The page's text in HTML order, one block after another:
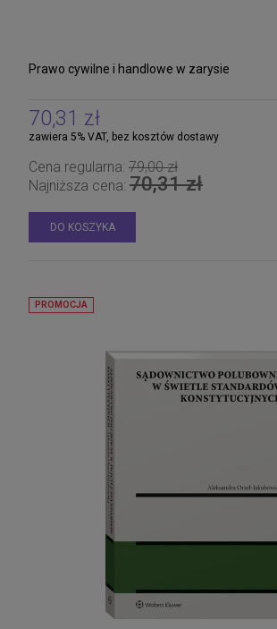
Prawo cywilne i handlowe w zarysie
70,31 zł
zawiera 5% VAT, bez kosztów dostawy
Cena regularna: 79,00 zł
Najniższa cena: 70,31 zł
DO KOSZYKA
PROMOCJA